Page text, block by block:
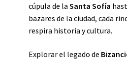
cúpula de la Santa Sofía
bazares de la ciudad, cada
respira historia y cultura.
Explorar el legado de